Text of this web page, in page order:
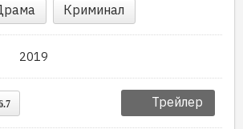
Криминал
2019
Трейлер